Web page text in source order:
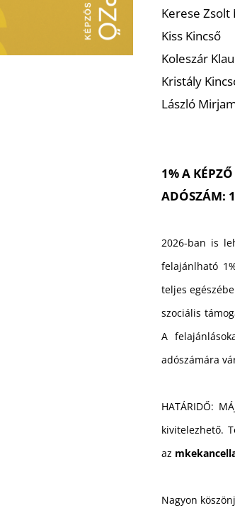
Kerese Zsolt
Kiss Kincső
Koleszár
Kristály
László
1% A
ADÓSZÁM:
2026-ban is
felajánlható
teljes
szociális
A
adószámára
HATÁRIDŐ:
kivitelezhető.
az
Nagyon